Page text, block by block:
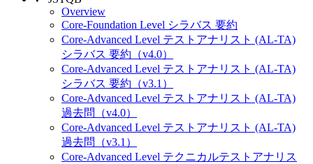
Overview
Core-Foundation Level シラバス 要約
Core-Advanced Level テストアナリスト (AL-TA)
シラバス 要約（v4.0）
Core-Advanced Level テストアナリスト (AL-TA)
シラバス 要約（v3.1）
Core-Advanced Level テストアナリスト (AL-TA)
過去問（v4.0）
Core-Advanced Level テストアナリスト (AL-TA)
過去問（v3.1）
Core-Advanced Level テクニカルテストアナリス